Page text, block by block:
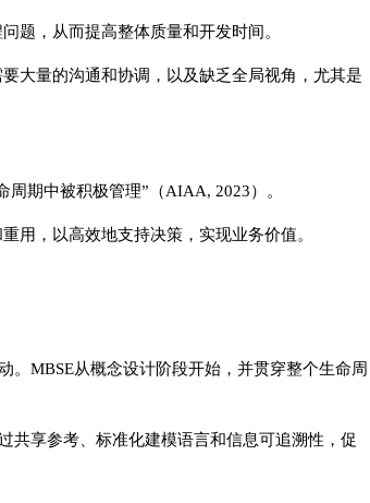
题，从而提高整体质量和开发时间。
大量的沟通和协调，以及缺乏全局视角，尤其是
期中被积极管理”（AIAA, 2023）。
用，以高效地支持决策，实现业务价值。
。MBSE从概念设计阶段开始，并贯穿整个生命周
共享参考、标准化建模语言和信息可追溯性，促